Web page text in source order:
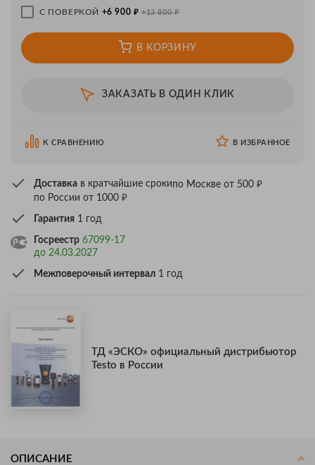
С ПОВЕРКОЙ +6 900 ₽ +13 800₽
В КОРЗИНУ
ЗАКАЗАТЬ В ОДИН КЛИК
К СРАВНЕНИЮ В ИЗБРАННОЕ
Доставка в кратчайшие срокипо Москве от 500 ₽
по России от 1000 ₽
Гарантия 1 год
Госреестр 67099-17
до 24.03.2027
Межповерочный интервал 1 год
ТД «ЭСКО» официальный дистрибьютор
Testo в России
ОПИСАНИЕ